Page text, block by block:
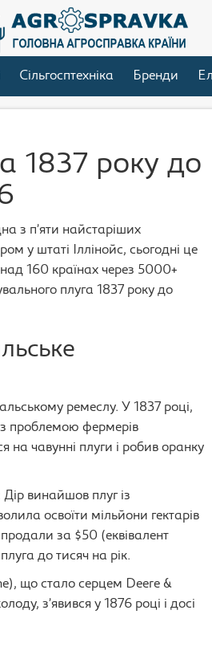
Сільгосптехніка Бренди
1837 року до
з п’яти найстаріших
у штаті Іллінойс, сьогодні це
160 країнах через 5000+
плуга 1837 року до
ремеслу. У 1837 році,
з проблемою фермерів
на чавунні плуги і робив оранку
винайшов плуг із
освоїти мільйони гектарів
за $50 (еквівалент
до тисяч на рік.
що стало серцем Deere &
з’явився у 1876 році і досі